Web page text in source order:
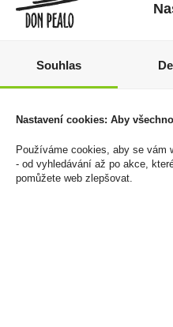
Tabáková náplň iD Blue
900 Kč
Cena za:balení (10 ks)
Souhlas
Nastavení cookies: Aby
Používáme cookies, aby se vám
- od vyhledávání až po akce,
pomůžete web zlepšovat.